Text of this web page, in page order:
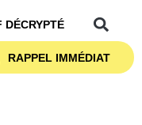
DÉCRYPTÉ
RAPPEL IMMÉDIAT